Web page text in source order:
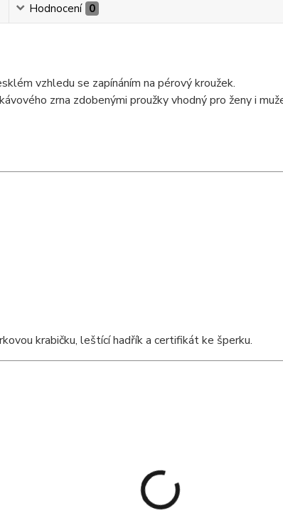
Hodnocení 0
vzhledu se zapínáním na pérový kroužek.
zrna zdobenými proužky vhodný pro ženy i
krabičku, leštící hadřík a certifikát ke šperku.